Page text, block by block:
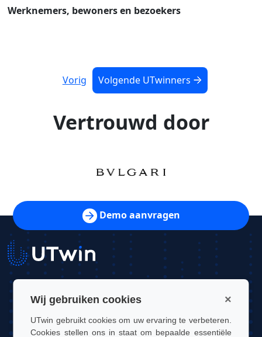
Wij gebruiken cookies ×
UTwin gebruikt cookies om uw ervaring te verbeteren.
Cookies stellen ons in staat om bepaalde essentiële
Werknemers, bewoners en bezoekers
Vorig Volgende UTwinners
Vertrouwd door
Demo aanvragen
UTwin S.r.l.
Contact: info@utwin.it